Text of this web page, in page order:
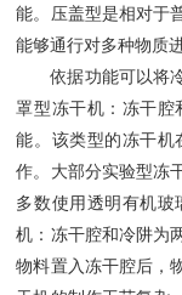
能。压盖型是相对于
能够通行对多种物质
依据功能可以将
罩型冻干机：冻干腔
能。该类型的冻干机
作。大部分实验型冻
多数使用透明有机玻
机：冻干腔和冷阱为
物料置入冻干腔后，